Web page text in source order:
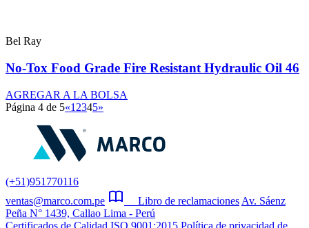
Bel Ray
No-Tox Food Grade Fire Resistant Hydraulic Oil 46
AGREGAR A LA BOLSA
Página 4 de 5«1 2345»
(+51)951770116
ventas@marco.com.pe
Libro de reclamaciones Av. Sáenz
Peña N° 1439, Callao Lima - Perú
Certificados de Calidad ISO 9001:2015 Política de privacidad de